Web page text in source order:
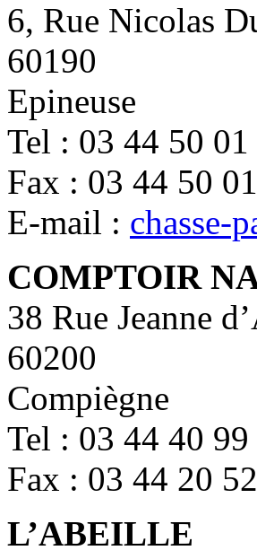
6, Rue Nicolas
60190
Epineuse
Tel : 03 44 50 01
Fax : 03 44 50
E-mail : chasse-
COMPTOIR
38 Rue Jeanne
60200
Compiègne
Tel : 03 44 40 99
Fax : 03 44 20
L’ABEILLE